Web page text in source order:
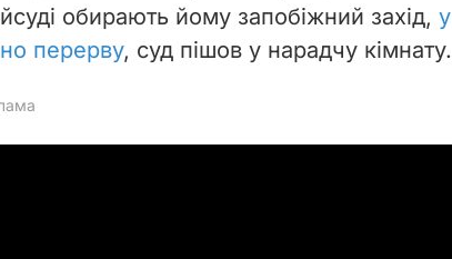
обирають йому запобіжний захід, у
перерву, суд пішов у нарадчу кімнату.